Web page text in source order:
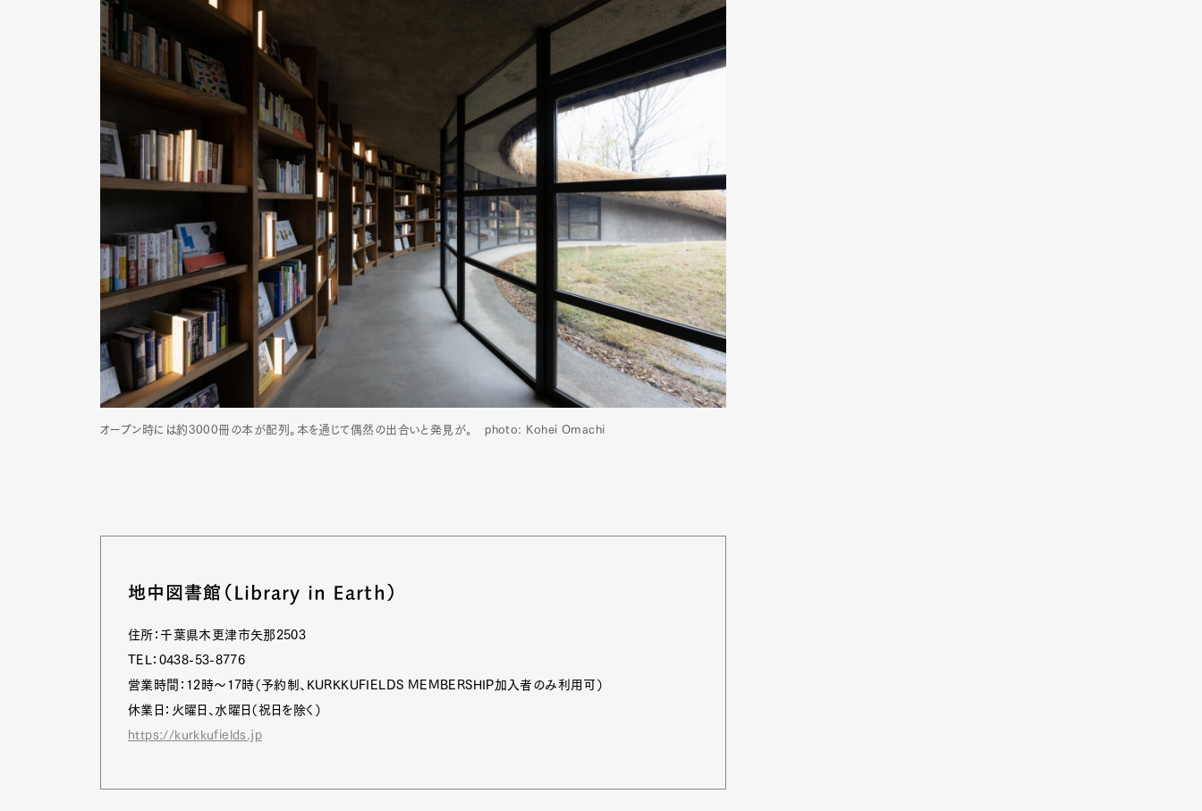
Art&Design Watch
オープン時には約3000冊の本が配列。本を通じて偶然の出合いと発見が。 photo: Kohei Omachi
地中図書館（Library in Earth）
住所：千葉県木更津市矢那2503
TEL：0438-53-8776
営業時間：12時～17時（予約制、KURKKUFIELDS MEMBERSHIP加入者のみ利用可）
休業日：火曜日、水曜日（祝日を除く）
https://kurkkufields.jp